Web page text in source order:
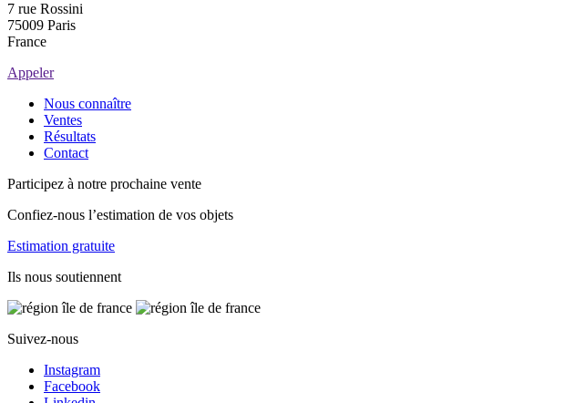
7 rue Rossini
75009 Paris
France
Appeler
Nous connaître
Ventes
Résultats
Contact
Participez à notre prochaine vente
Confiez-nous l’estimation de vos objets
Estimation gratuite
Ils nous soutiennent
Suivez-nous
Instagram
Facebook